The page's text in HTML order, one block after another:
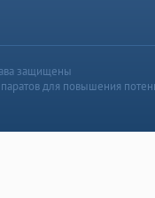
защищены
для повышения